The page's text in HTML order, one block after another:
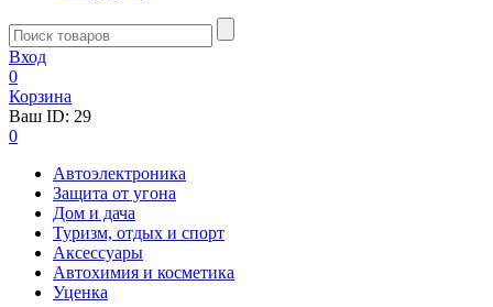
Вход
0
Корзина
Ваш ID: 29
0
Автоэлектроника
Защита от угона
Дом и дача
Туризм, отдых и спорт
Аксессуары
Автохимия и косметика
Уценка